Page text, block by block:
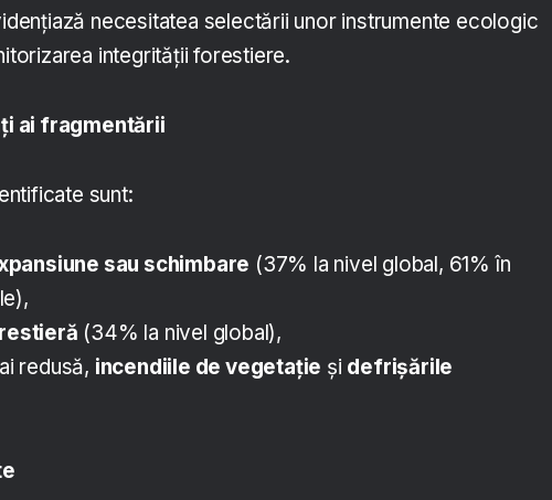
necesitatea selectării unor instrumente ecologic
integrității forestiere.
ai fragmentării
sunt:
sau schimbare (37% la nivel global, 61% în
(34% la nivel global),
redusă, incendiile de vegetație și defrișările